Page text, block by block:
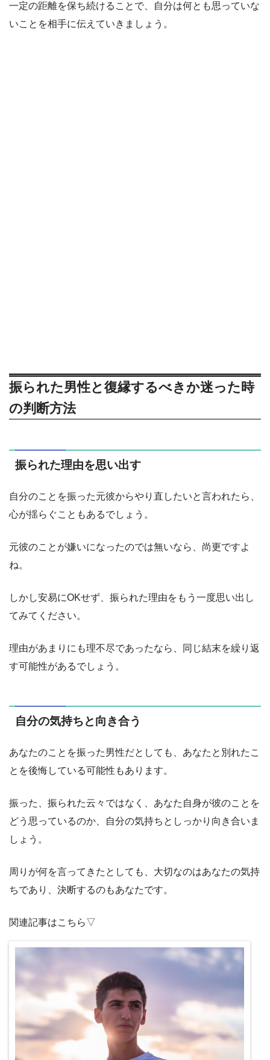
一定の距離を保ち続けることで、自分は何とも思っていな
いことを相手に伝えていきましょう。
振られた男性と復縁するべきか迷った時
の判断方法
振られた理由を思い出す
自分のことを振った元彼からやり直したいと言われたら、
心が揺らぐこともあるでしょう。
元彼のことが嫌いになったのでは無いなら、尚更ですよ
ね。
しかし安易にOKせず、振られた理由をもう一度思い出し
てみてください。
理由があまりにも理不尽であったなら、同じ結末を繰り返
す可能性があるでしょう。
自分の気持ちと向き合う
あなたのことを振った男性だとしても、あなたと別れたこ
とを後悔している可能性もあります。
振った、振られた云々ではなく、あなた自身が彼のことを
どう思っているのか、自分の気持ちとしっかり向き合いま
しょう。
周りが何を言ってきたとしても、大切なのはあなたの気持
ちであり、決断するのもあなたです。
関連記事はこちら▽